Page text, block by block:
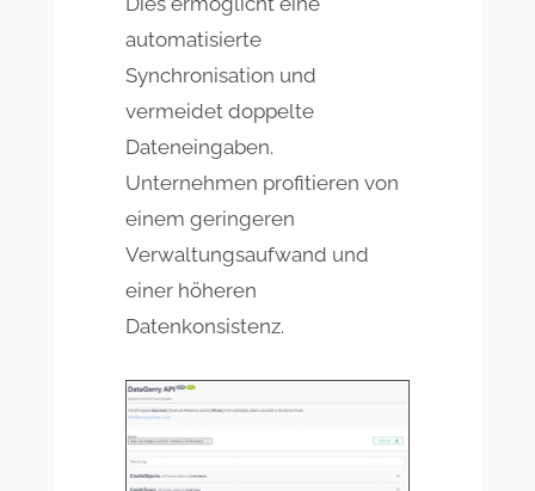
automatisierte
Synchronisation und
vermeidet doppelte
Dateneingaben.
Unternehmen profitieren von
einem geringeren
Verwaltungsaufwand und
einer höheren
Datenkonsistenz.